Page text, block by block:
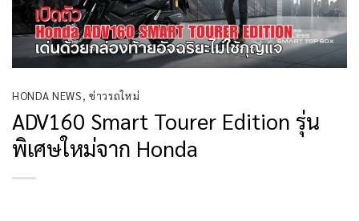
HONDA NEWS,ข่าวรถใหม่
ADV160 Smart Tourer Edition รุ่น
พิเศษใหม่จาก Honda